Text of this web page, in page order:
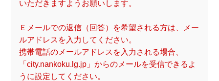
いただきますようお願いします。
Ｅメールでの返信（回答）を希望される方は、メー
ルアドレスを入力してください。
携帯電話のメールアドレスを入力される場合、
「city.nankoku.lg.jp」からのメールを受信できるよ
うに設定してください。